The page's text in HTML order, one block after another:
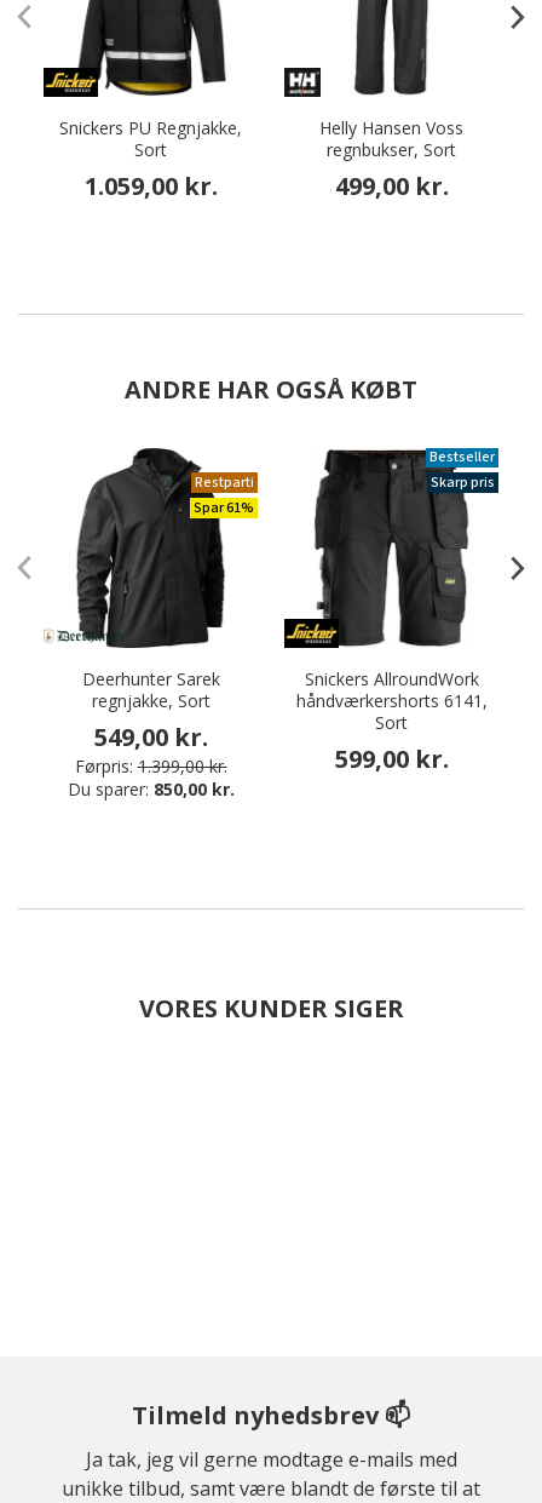
Snickers PU Regnjakke,
Sort
1.059,00 kr.
Helly Hansen Voss
regnbukser, Sort
499,00 kr.
ANDRE HAR OGSÅ KØBT
Restparti
Spar 61%
Deerhunter Sarek
regnjakke, Sort
549,00 kr.
Førpris: 1.399,00 kr.
Du sparer: 850,00 kr.
Bestseller
Skarp pris
Snickers AllroundWork
håndværkershorts 6141,
Sort
599,00 kr.
VORES KUNDER SIGER
Tilmeld nyhedsbrev 📫
Ja tak, jeg vil gerne modtage e-mails med
unikke tilbud, samt være blandt de første til at